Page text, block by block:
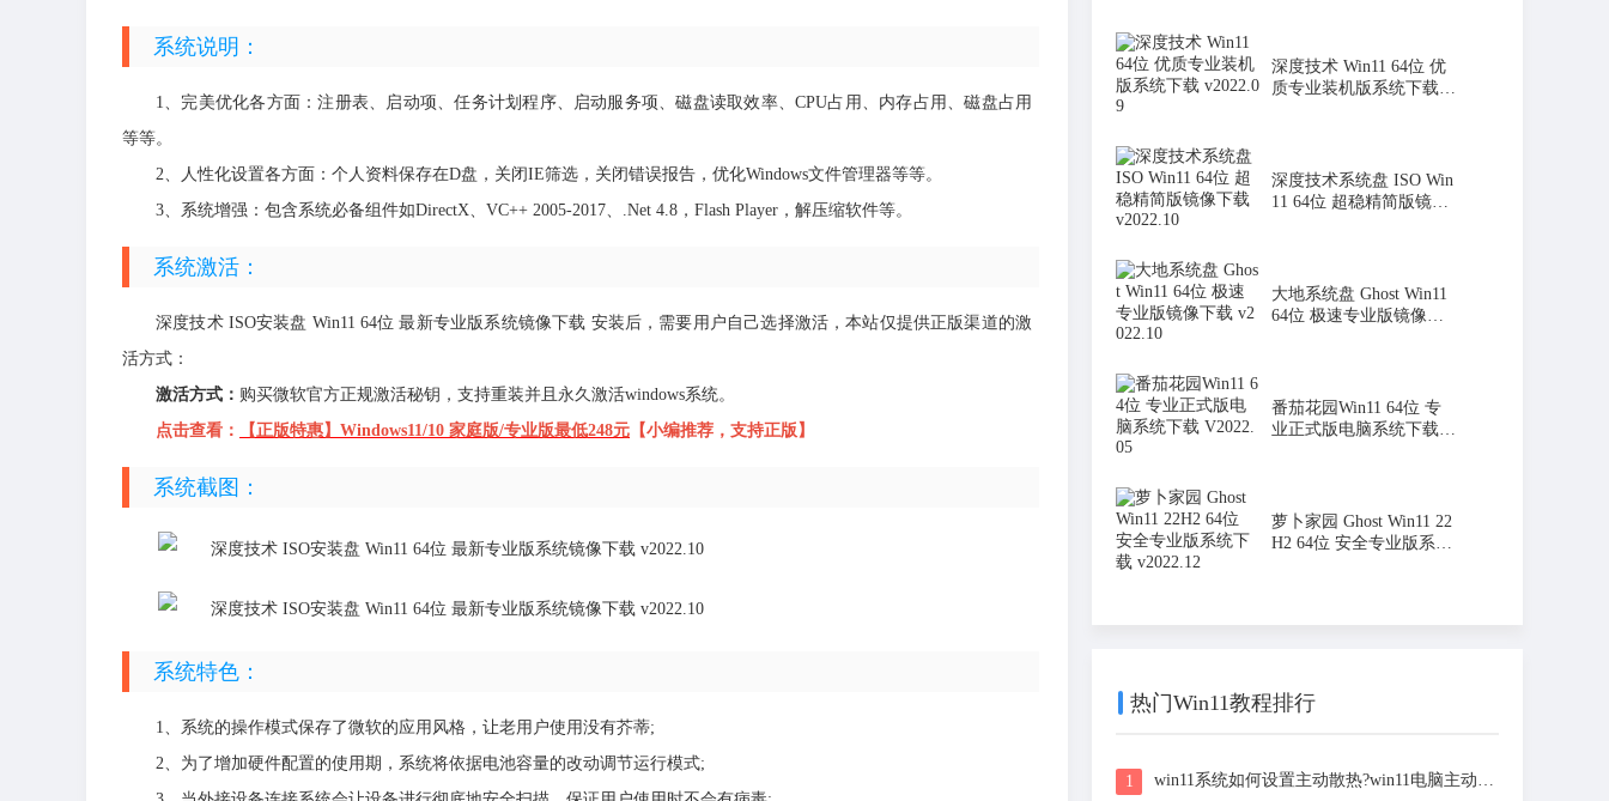
系统说明：
1、完美优化各方面：注册表、启动项、任务计划程序、启动服务项、磁盘读取效率、CPU占用、内存占用、磁盘占用
等等。
2、人性化设置各方面：个人资料保存在D盘，关闭IE筛选，关闭错误报告，优化Windows文件管理器等等。
3、系统增强：包含系统必备组件如DirectX、VC++ 2005-2017、.Net 4.8，Flash Player，解压缩软件等。
系统激活：
深度技术 ISO安装盘 Win11 64位 最新专业版系统镜像下载 安装后，需要用户自己选择激活，本站仅提供正版渠道的激
活方式：
激活方式： 购买微软官方正规激活秘钥，支持重装并且永久激活windows系统。
点击查看：
【正版特惠】Windows11/10 家庭版/专业版最低248元 【小编推荐，支持正版】
系统截图：
系统特色：
1、系统的操作模式保存了微软的应用风格，让老用户使用没有芥蒂;
2、为了增加硬件配置的使用期，系统将依据电池容量的改动调节运行模式;
深度技术 Win11 64位 优
质专业装机版系统下载 v
深度技术系统盘 ISO Win
11 64位 超稳精简版镜像
大地系统盘 Ghost Win11
64位 极速专业版镜像下
番茄花园Win11 64位 专
业正式版电脑系统下载 V
萝卜家园 Ghost Win11 22
H2 64位 安全专业版系统
热门Win11教程排行
1 win11系统如何设置主动散热?win11电脑主动散热设置教